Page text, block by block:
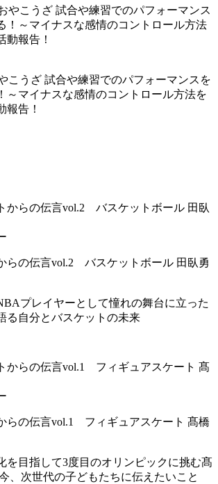
こうざ 試合や練習でのパフォーマンスを
～マイナスな感情のコントロール方法を
報告！
らの伝言vol.2 バスケットボール 田臥勇
プレイヤーとして憧れの舞台に立った
る自分とバスケットの未来
らの伝言vol.1 フィギュアスケート 髙橋
を目指して3度目のオリンピックに挑む髙
、次世代の子どもたちに伝えたいこと